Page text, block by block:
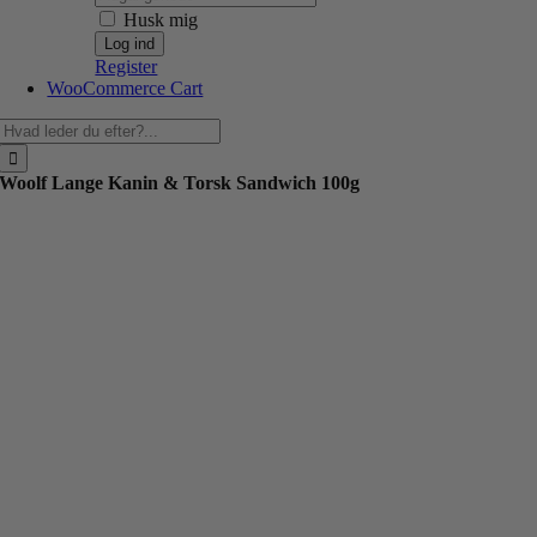
Husk mig
Register
WooCommerce Cart
Woolf Lange Kanin & Torsk Sandwich 100g